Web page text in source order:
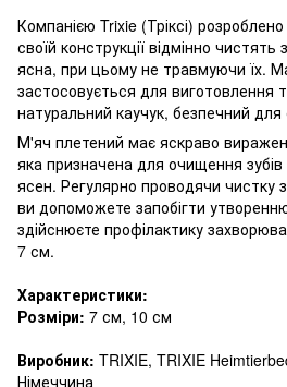
Компанією Trixie (Тріксі) розроблено
своїй конструкції відмінно
ясна, при цьому не травмуючи їх.
застосовується для виготовлення
натуральний каучук, безпечний для
М'яч плетений має яскраво
яка призначена для очищення
ясен. Регулярно проводячи чистку
ви допоможете запобігти
здійснюєте профілактику
7 см.
Характеристики:
Розміри: 7 см, 10 см
Виробник: TRIXIE, TRIXIE
Німеччина